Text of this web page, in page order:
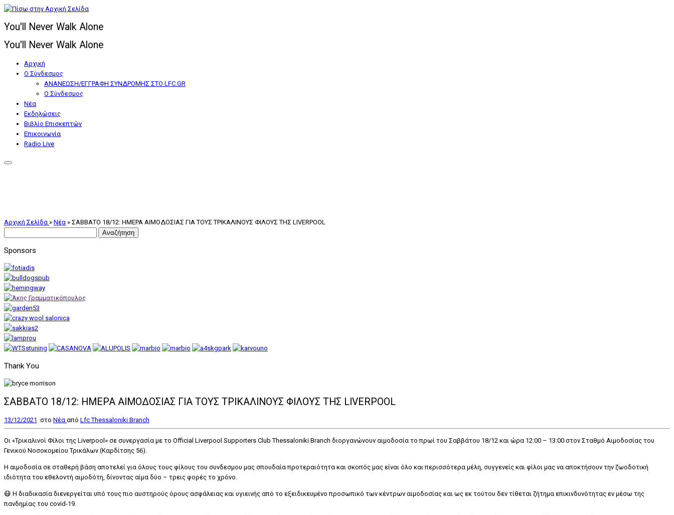
Μετάβαση
περιεχόμενο
You'll Never Walk Alone
You'll Never Walk Alone
Αρχική
Ο Σύνδεσμος
ΑΝΑΝΕΩΣΗ/ΕΓΓΡΑΦΗ ΣΥΝΔΡΟΜΗΣ ΣΤΟ LFC.GR
Ο Σύνδεσμος
Nέα
Εκδηλώσεις
Βιβλίο Επισκεπτών
Επικοινωνία
Radio Live
Αρχική Σελίδα » Nέα » ΣΑΒΒΑΤΟ 18/12: ΗΜΕΡΑ ΑΙΜΟΔΟΣΙΑΣ ΓΙΑ ΤΟΥΣ ΤΡΙΚΑΛΙΝΟΥΣ ΦΙΛΟΥΣ ΤΗΣ LIVERPOOL
Sponsors
Thank You
ΣΑΒΒΑΤΟ 18/12: ΗΜΕΡΑ ΑΙΜΟΔΟΣΙΑΣ ΓΙΑ ΤΟΥΣ ΤΡΙΚΑΛΙΝΟΥΣ ΦΙΛΟΥΣ ΤΗΣ LIVERPOOL
13/12/2021 στο Nέα από Lfc Thessaloniki Branch
Οι «Τρικαλινοί Φίλοι της Liverpool» σε συνεργασία με το Official Liverpool Supporters Club Thessaloniki Branch διοργανώνουν αιμοδοσία το πρωί του Σαββάτου 18/12 και ώρα 12:00 – 13:00 στον Σταθμό Αιμοδοσίας του
Γενικού Νοσοκομείου Τρικάλων (Καρδίτσης 56).
Η αιμοδοσία σε σταθερή βάση αποτελεί για όλους τους φίλους του συνδεσμου μας σπουδαία προτεραιότητα και σκοπός μας είναι όλο και περισσότερα μέλη, συγγενείς και φίλοι μας να αποκτήσουν την ζωοδοτική
ιδιότητα του εθελοντή αιμοδότη, δίνοντας αίμα δύο – τρεις φορές το χρόνο.
😷 Η διαδικασία διενεργείται υπό τους πιο αυστηρούς όρους ασφάλειας και υγιεινής από το εξειδικευμένο προσωπικό των κέντρων αιμοδοσίας και ως εκ τούτου δεν τίθεται ζήτημα επικινδυνότητας εν μέσω της
πανδημίας του covid-19.